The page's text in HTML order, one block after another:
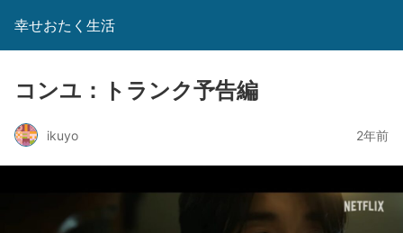
幸せおたく生活
コンユ：トランク予告編
ikuyo 2年前